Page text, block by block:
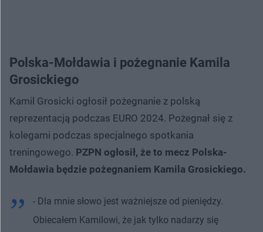
Polska-Mołdawia i pożegnanie Kamila
Grosickiego
Kamil Grosicki ogłosił pożegnanie z polską
reprezentacją podczas EURO 2024. Pożegnał się z
kolegami podczas specjalnego spotkania
treningowego. PZPN ogłosił, że to mecz Polska-
Mołdawia będzie pożegnaniem Kamila Grosickiego.
- Dla mnie słowo jest ważniejsze od pieniędzy.
Obiecałem Kamilowi, że jak tylko nadarzy się